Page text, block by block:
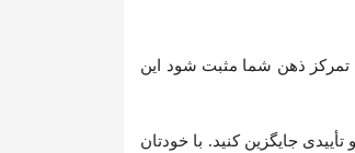
تمرکز ذهن شما مثبت شود این
جایگزین کنید. با خودتان